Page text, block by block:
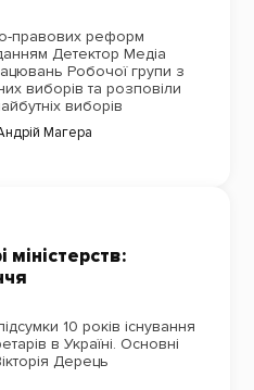
правових реформ
Детектор Медіа
Робочої групи з
виборів та розповіли
виборів
Магера
міністерств:
10 років існування
в Україні. Основні
Дерець